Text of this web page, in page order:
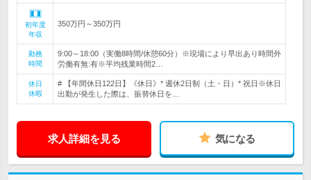
初年度
年収
350万円～350万円
勤務
時間
9:00～18:00（実働8時間/休憩60分）※現場により早出あり時間外
労働有無:有※平均残業時間2…
休日
休暇
# 【年間休日122日】《休日》* 週休2日制（土・日）* 祝日※休日
出勤が発生した際は、振替休日を…
求人詳細を見る 気になる